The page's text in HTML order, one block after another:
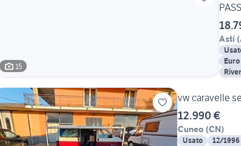
15
Asti (
vw caravelle
12.990 €
Cuneo (CN)
Usato 12/1996